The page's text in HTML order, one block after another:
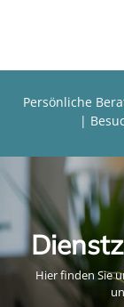
Persönliche
|
Hier finden Sie